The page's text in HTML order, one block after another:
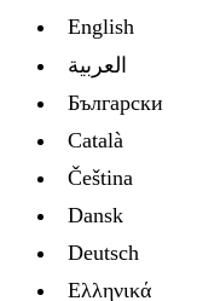
English
العربية
Български
Català
Čeština
Dansk
Deutsch
Ελληνικά